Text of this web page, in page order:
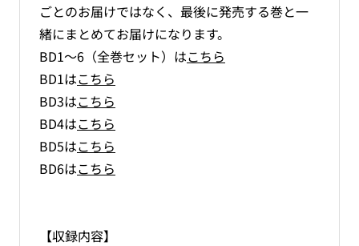
ごとのお届けではなく、最後に発売する巻と一
緒にまとめてお届けになります。
BD1～6（全巻セット）はこちら
BD1はこちら
BD3はこちら
BD4はこちら
BD5はこちら
BD6はこちら
【収録内容】